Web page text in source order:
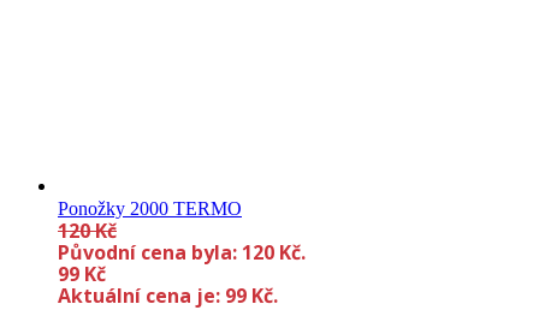
Ponožky 2000 TERMO
120Kč
Původní cena byla: 120 Kč.
99 Kč
Aktuální cena je: 99 Kč.